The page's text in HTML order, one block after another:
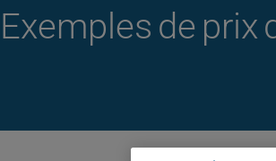
Exemples de prix